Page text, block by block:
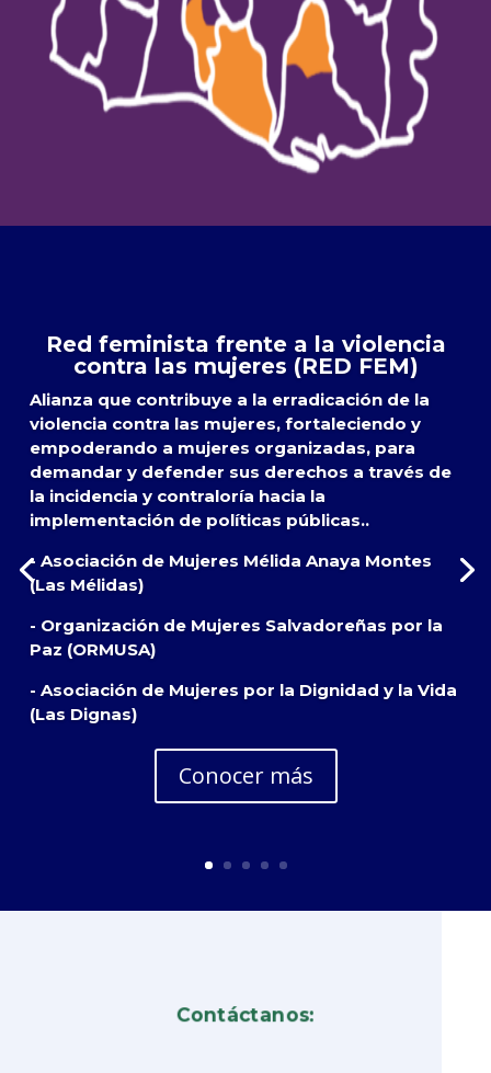
Red feminista frente a la violencia
contra las mujeres (RED FEM)
Alianza que contribuye a la erradicación de la
violencia contra las mujeres, fortaleciendo y
empoderando a mujeres organizadas, para
demandar y defender sus derechos a través de
la incidencia y contraloría hacia la
implementación de políticas públicas..
- Asociación de Mujeres Mélida Anaya Montes
(Las Mélidas)
- Organización de Mujeres Salvadoreñas por la
Paz (ORMUSA)
- Asociación de Mujeres por la Dignidad y la Vida
(Las Dignas)
Conocer más
Contáctanos: